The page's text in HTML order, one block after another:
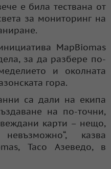
е била тествана от
за мониторинг на
MapBiomas
за да разбере по-
и околната
гора.
са дали на екипа
на по-точни,
карти – нещо,
казва
Тасо Азеведо, в